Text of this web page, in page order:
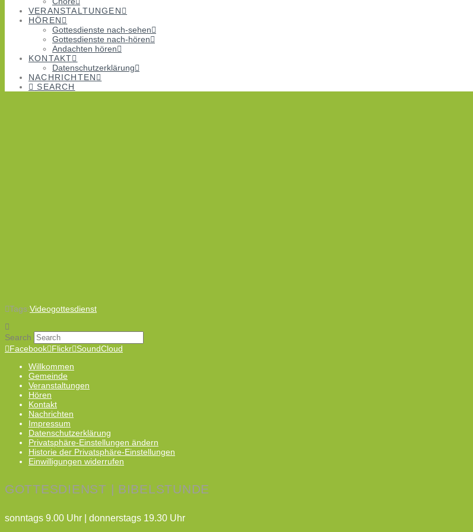
VERANSTALTUNGEN
HÖREN
Gottesdienste nach-sehen
Gottesdienste nach-hören
Andachten hören
KONTAKT
Datenschutzerklärung
NACHRICHTEN
SEARCH
Tags:Videogottesdienst
Search
Facebook Flickr SoundCloud
Willkommen
Gemeinde
Veranstaltungen
Hören
Kontakt
Nachrichten
Impressum
Datenschutzerklärung
Privatsphäre-Einstellungen ändern
Historie der Privatsphäre-Einstellungen
Einwilligungen widerrufen
GOTTESDIENST | BIBELSTUNDE
sonntags 9.00 Uhr | donnerstags 19.30 Uhr